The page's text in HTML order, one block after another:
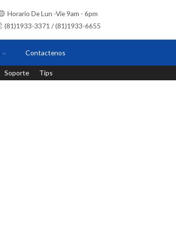
Horario De Lun -Vie 9am - 6pm
(81)1933-3371 / (81)1933-6655
Contactenos
Soporte Tips